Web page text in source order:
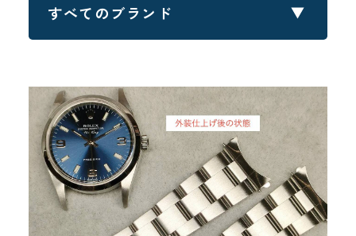
すべてのブランド
ロレックス
オメガ
カルティエ